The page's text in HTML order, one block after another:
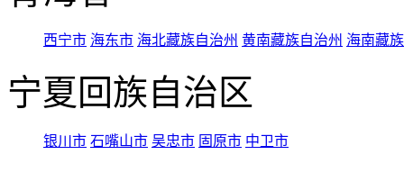
西宁市 海东市 海北藏族自治州 黄南藏族自治州 海南藏
宁夏回族自治区
银川市 石嘴山市 吴忠市 固原市 中卫市